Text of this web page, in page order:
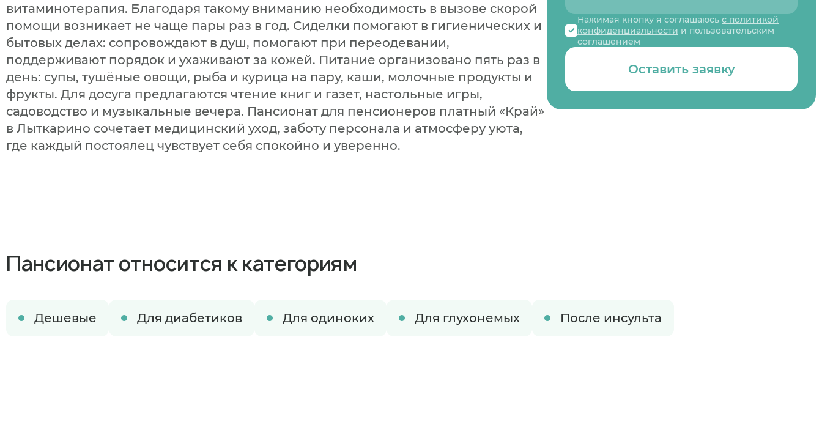
витаминотерапия. Благодаря такому вниманию необходимость в вызове скорой
помощи возникает не чаще пары раз в год. Сиделки помогают в гигиенических и
бытовых делах: сопровождают в душ, помогают при переодевании,
поддерживают порядок и ухаживают за кожей. Питание организовано пять раз в
день: супы, тушёные овощи, рыба и курица на пару, каши, молочные продукты и
фрукты. Для досуга предлагаются чтение книг и газет, настольные игры,
садоводство и музыкальные вечера. Пансионат для пенсионеров платный «Край»
в Лыткарино сочетает медицинский уход, заботу персонала и атмосферу уюта,
где каждый постоялец чувствует себя спокойно и уверенно.
Нажимая кнопку я соглашаюсь с политикой
конфиденциальности и пользовательским
соглашением
Оставить заявку
Пансионат относится к категориям
Дешевые Для диабетиков Для одиноких Для глухонемых После инсульта